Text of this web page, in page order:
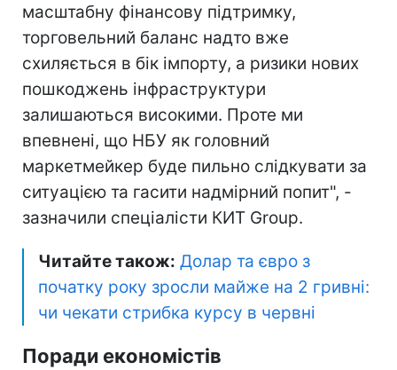
масштабну фінансову підтримку,
торговельний баланс надто вже
схиляється в бік імпорту, а ризики нових
пошкоджень інфраструктури
залишаються високими. Проте ми
впевнені, що НБУ як головний
маркетмейкер буде пильно слідкувати за
ситуацією та гасити надмірний попит", -
зазначили спеціалісти КИТ Group.
Читайте також: Долар та євро з
початку року зросли майже на 2 гривні:
чи чекати стрибка курсу в червні
Поради економістів